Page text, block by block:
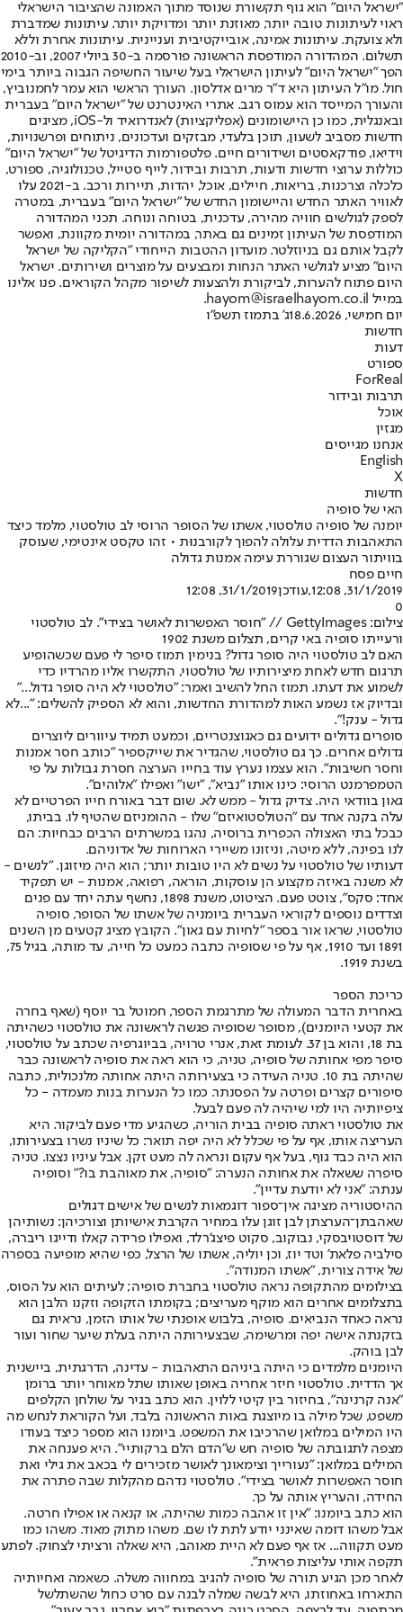
"ישראל היום" הוא גוף תקשורת שנוסד מתוך האמונה שהציבור הישראלי
ראוי לעיתונות טובה יותר, מאוזנת יותר ומדויקת יותר. עיתונות שמדברת
ולא צועקת. עיתונות אמינה, אובייקטיבית ועניינית. עיתונות אחרת וללא
תשלום. המהדורה המודפסת הראשונה פורסמה ב-30 ביולי 2007, וב-2010
הפך "ישראל היום" לעיתון הישראלי בעל שיעור החשיפה הגבוה ביותר בימי
חול. מו"ל העיתון היא ד"ר מרים אדלסון. העורך הראשי הוא עמר לחמנוביץ,
והעורך המייסד הוא עמוס רגב. אתרי האינטרנט של "ישראל היום" בעברית
ובאנגלית, כמו כן היישומונים (אפליקציות) לאנדרואיד ול-iOS, מציגים
חדשות מסביב לשעון, תוכן בלעדי, מבזקים ועדכונים, ניתוחים ופרשנויות,
וידיאו, פודקאסטים ושידורים חיים. פלטפורמות הדיגיטל של "ישראל היום"
כוללות ערוצי חדשות ודעות, תרבות ובידור, לייף סטייל, טכנולוגיה, ספורט,
כלכלה וצרכנות, בריאות, חיילים, אוכל, יהדות, תיירות ורכב. ב-2021 עלו
לאוויר האתר החדש והיישומון החדש של "ישראל היום" בעברית, במטרה
לספק לגולשים חוויה מהירה, עדכנית, בטוחה ונוחה. תכני המהדורה
המודפסת של העיתון זמינים גם באתר, במהדורה יומית מקוונת, ואפשר
לקבל אותם גם בניוזלטר. מועדון ההטבות הייחודי "הקליקה של ישראל
היום" מציע לגולשי האתר הנחות ומבצעים על מוצרים ושירותים. ישראל
היום פתוח להערות, לביקורת ולהצעות לשיפור מקהל הקוראים. פנו אלינו
במייל hayom@israelhayom.co.il.
יום חמישי, 18.6.2026
ג' בתמוז תשפ"ו
חדשות
דעות
ספורט
ForReal
תרבות ובידור
אוכל
מגזין
אנחנו מגייסים
English
X
חדשות
האי של סופיה
יומנה של סופיה טולסטוי, אשתו של הסופר הרוסי לב טולסטוי, מלמד כיצד
התאהבות הדדית עלולה להפוך לקורבנוּת • זהו טקסט אינטימי, שעוסק
בוויתור העצום שגוררת עימה אמנות גדולה
חיים פסח
31/1/2019, 12:08
,עודכן31/1/2019, 12:08
0
צילום: GettyImages // "חוסר האפשרות לאושר בצידי". לב טולסטוי
ורעייתו סופיה באי קרים, תצלום משנת 1902
האם לב טולסטוי היה סופר גדול? בנימין תמוז סיפר לי פעם שכשהופיע
תרגום חדש לאחת מיצירותיו של טולסטוי, התקשרו אליו מהרדיו כדי
לשמוע את דעתו. תמוז החל להשיב ואמר: "טולסטוי לא היה סופר גדול..."
ובדיוק אז נשמע האות למהדורת החדשות, והוא לא הספיק להשלים: "...לא
גדול - ענק!".
סופרים גדולים ידועים גם כאגוצנטריים, וכמעט תמיד עיוורים ליוצרים
גדולים אחרים. כך גם טולסטוי, שהגדיר את שייקספיר "כותב חסר אמנות
וחסר חשיבות". הוא עצמו נערץ עוד בחייו הערצה חסרת גבולות על פי
הטמפרמנט הרוסי: כינו אותו "נביא", "ישו" ואפילו "אלוהים".
גאון בוודאי היה. צדיק גדול - ממש לא. שום דבר באורח חייו הפרטיים לא
עלה בקנה אחד עם "הטולסטואיזם" שלו - ההומניזם שהטיף לו. בביתו,
כבכל בתי האצולה הכפרית ברוסיה, נהגו במשרתים הרבים כבחיות: הם
לנו בפינה, ללא מיטה, וניזונו משיירי הארוחות של אדוניהם.
דעותיו של טולסטוי על נשים לא היו טובות יותר; הוא היה מיזוגן. "לנשים -
לא משנה באיזה מקצוע הן עוסקות, הוראה, רפואה, אמנות - יש תפקיד
אחד: סקס", צוטט פעם. הציטוט, משנת 1898, נחשף עתה יחד עם פנים
וצדדים נוספים לקוראי העברית ביומניה של אשתו של הסופר, סופיה
טולסטוי, שראו אור בספר "לחיות עם גאון". הקובץ מציג קטעים מן השנים
1891 ועד 1910, אף על פי שסופיה כתבה כמעט כל חייה, עד מותה, בגיל 75,
בשנת 1919.
כריכת הספר
באחרית הדבר המעולה של מתרגמת הספר, חמוטל בר יוסף (שאף בחרה
את קטעי היומנים), מסופר שסופיה פגשה לראשונה את טולסטוי כשהיתה
בת 18, והוא בן 37. לעומת זאת, אנרי טרויה, בביוגרפיה שכתב על טולסטוי,
סיפר מפי אחותה של סופיה, טניה, כי הוא ראה את סופיה לראשונה כבר
שהיתה בת 10. טניה העידה כי בצעירותה היתה אחותה מלנכולית, כתבה
סיפורים קצרים ופרטה על הפסנתר. כמו כל הנערות בנות מעמדה - כל
ציפיותיה היו למי שיהיה לה פעם לבעל.
את טולסטוי ראתה סופיה בבית הוריה, כשהגיע מדי פעם לביקור. היא
העריצה אותו, אף על פי שכלל לא היה יפה תואר: כל שיניו נשרו בצעירותו,
הוא היה כבד גוף, בעל אף עקום ונראה לה מעט זקן. אבל עיניו נצצו. טניה
סיפרה ששאלה את אחותה הנערה: "סופיה, את מאוהבת בו?" וסופיה
ענתה: "אני לא יודעת עדיין".
ההיסטוריה מציגה אין־ספור דוגמאות לנשים של אישים דגולים
שאהבתן־הערצתן לבן זוגן עלו במחיר הקרבת אישיותן וצורכיהן: נשותיהן
של דוסטויבסקי, נבוקוב, סקוט פיצג'רלד, ואפילו פרידה קאלו ודייגו ריברה,
סילביה פלאת' וטד יוז, וכן יוליה, אשתו של הרצל, כפי שהיא מופיעה בספרה
של אידה צורית, "אשתו המנודה".
בצילומים מהתקופה נראה טולסטוי בחברת סופיה; לעיתים הוא על הסוס,
בתצלומים אחרים הוא מוקף מעריצים; בקומתו הזקופה וזקנו הלבן הוא
נראה כאחד הנביאים. סופיה, בלבוש אופנתי של אותו הזמן, נראית גם
בזקנתה אישה יפה ומרשימה, שבצעירותה היתה בעלת שיער שחור ועור
לבן בוהק.
היומנים מלמדים כי היתה ביניהם התאהבות - עדינה, הדרגתית, ביישנית
אך הדדית. טולסטוי חיזר אחריה באופן שאותו שתל מאוחר יותר ברומן
"אנה קרנינה", בחיזור בין קיטי ללוין. הוא כתב בגיר על שולחן הקלפים
משפט, שכל מילה בו מיוצגת באות הראשונה בלבד, ועל הקוראת לנחש מה
היו המילים במלואן שהרכיבו את המשפט. ביומנו הוא מספר כיצד בעודו
מצפה לתגובתה של סופיה חש ש"הדם הלם ברקותיי". היא פענחה את
המילים במלואן: "נעורייך וצימאונך לאושר מזכירים לי בכאב את גילי ואת
חוסר האפשרות לאושר בצידי". טולסטוי נדהם מהקלות שבה פתרה את
החידה, והעריץ אותה על כך.
הוא כתב ביומנו: "אין זו אהבה כמות שהיתה, או קנאה או אפילו חרטה.
אבל משהו דומה שאינני יודע לתת לו שם. משהו מתוק מאוד. משהו כמו
מעט תקווה... אז אף פעם לא היית מאוהב, היא שאלה ורציתי לצחוק. לפתע
תקפה אותי עליצות פראית".
לאחר מכן הגיע תורה של סופיה להגיב במחווה משלה. כשאמה ואחיותיה
התארחו באחוזתו, היא לבשה שמלה לבנה עם סרט כחול שהשתלשל